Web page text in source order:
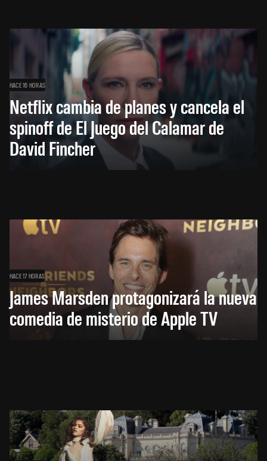
HACE 16 HORAS
Netflix cambia de planes y cancela el
spinoff de El Juego del Calamar de
David Fincher
HACE 17 HORAS
James Marsden protagonizará la nueva
comedia de misterio de Apple TV